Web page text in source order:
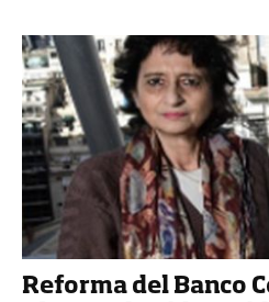
Reforma del Banco